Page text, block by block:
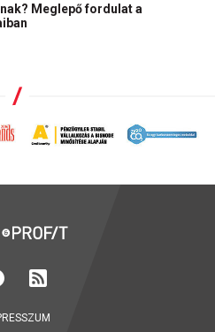
Meglepő fordulat a